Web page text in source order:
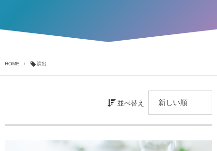
HOME 演出
並べ替え